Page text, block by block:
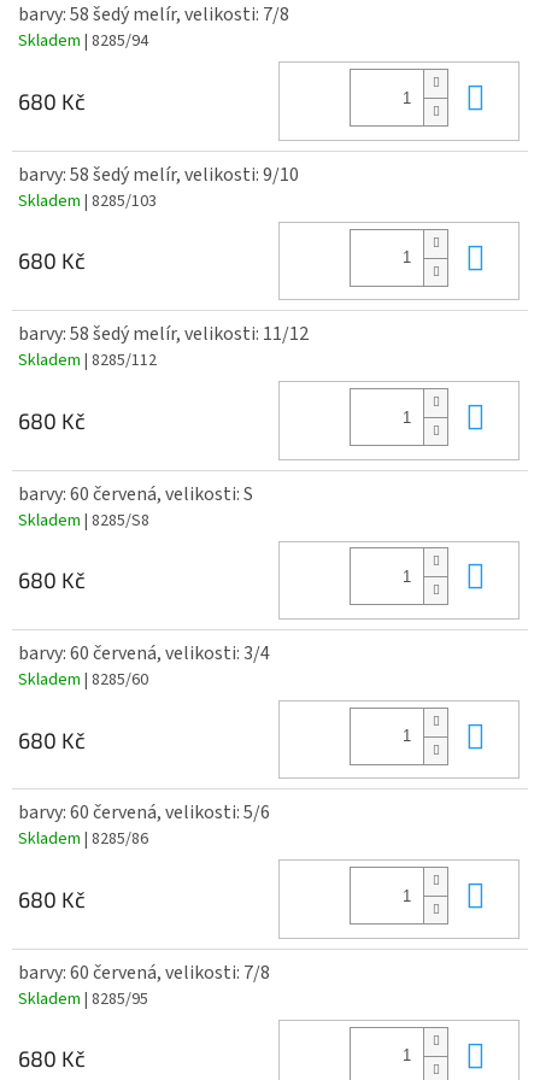
barvy: 58 šedý melír, velikosti: 7/8
Skladem | 8285/94
680 Kč
barvy: 58 šedý melír, velikosti: 9/10
Skladem | 8285/103
680 Kč
barvy: 58 šedý melír, velikosti: 11/12
Skladem | 8285/112
680 Kč
barvy: 60 červená, velikosti: S
Skladem | 8285/S8
680 Kč
barvy: 60 červená, velikosti: 3/4
Skladem | 8285/60
680 Kč
barvy: 60 červená, velikosti: 5/6
Skladem | 8285/86
680 Kč
barvy: 60 červená, velikosti: 7/8
Skladem | 8285/95
680 Kč